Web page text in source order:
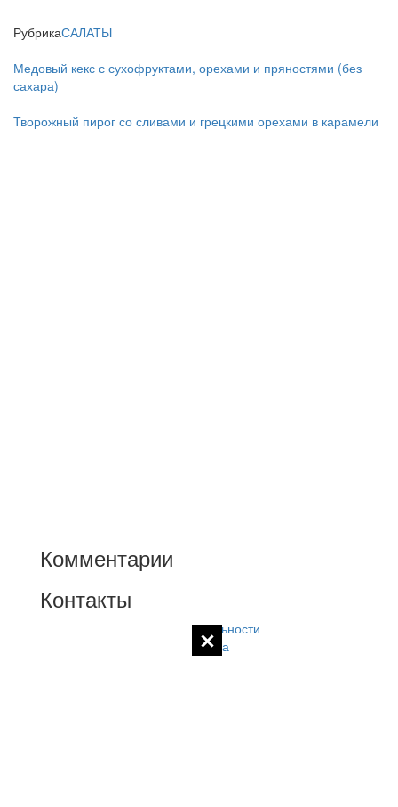
РубрикаСАЛАТЫ
Медовый кекс с сухофруктами, орехами и пряностями (без
сахара)
Творожный пирог со сливами и грецкими орехами в карамели
Комментарии
Контакты
Политика конфиденциальности
Контакты администратора